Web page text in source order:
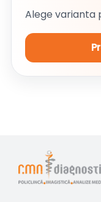
Alege varianta